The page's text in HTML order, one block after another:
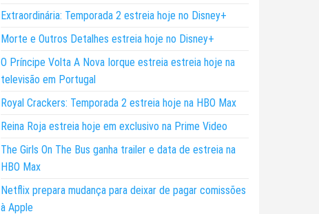
Extraordinária: Temporada 2 estreia hoje no Disney+
Morte e Outros Detalhes estreia hoje no Disney+
O Príncipe Volta A Nova Iorque estreia estreia hoje na
televisão em Portugal
Royal Crackers: Temporada 2 estreia hoje na HBO Max
Reina Roja estreia hoje em exclusivo na Prime Video
The Girls On The Bus ganha trailer e data de estreia na
HBO Max
Netflix prepara mudança para deixar de pagar comissões
à Apple